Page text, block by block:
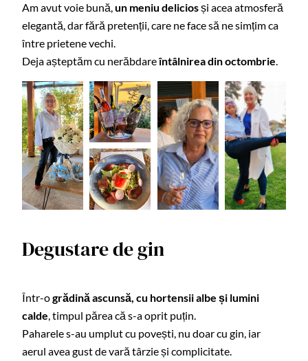
Am avut voie bună,un meniu deliciosși acea atmosferă
elegantă, dar fără pretenții, care ne face să ne simțim ca
între prietene vechi.
Deja așteptăm cu nerăbdareîntâlnirea din octombrie.
Degustare de gin
Într-ogrădină ascunsă, cu hortensii albe și lumini
calde , timpul părea că s-a oprit puțin.
Paharele s-au umplut cu povești, nu doar cu gin, iar
aerul avea gust de vară târzie și complicitate.